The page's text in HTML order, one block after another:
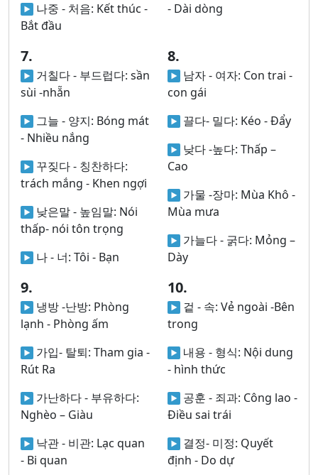
나중 - 처음: Kết thúc -
Bắt đầu
- Dài dòng
7.
거칠다 - 부드럽다: sần
sùi -nhẵn
그늘 - 양지: Bóng mát
- Nhiều nắng
꾸짖다 - 칭찬하다:
trách mắng - Khen ngợi
낮은말 - 높임말: Nói
thấp- nói tôn trọng
나 - 너: Tôi - Bạn
8.
남자 - 여자: Con trai -
con gái
끌다- 밀다: Kéo - Đẩy
낮다 -높다: Thấp –
Cao
가물 -장마: Mùa Khô -
Mùa mưa
가늘다 - 굵다: Mỏng –
Dày
9.
냉방 -난방: Phòng
lạnh - Phòng ấm
가입- 탈퇴: Tham gia -
Rút Ra
가난하다 - 부유하다:
Nghèo – Giàu
낙관 - 비관: Lạc quan
- Bi quan
10.
겉 - 속: Vẻ ngoài -Bên
trong
내용 - 형식: Nội dung
- hình thức
공훈 - 죄과: Công lao -
Điều sai trái
결정- 미정: Quyết
định - Do dự